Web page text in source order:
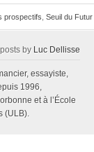
prospectifs Seuil du Futur
by Luc Dellisse
essayiste,
1996,
et à l’École
(ULB).